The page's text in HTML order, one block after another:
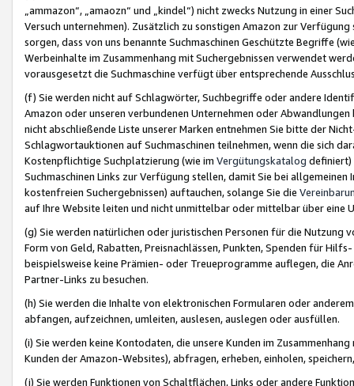
„ammazon“, „amaozn“ und „kindel“) nicht zwecks Nutzung in einer
Versuch unternehmen). Zusätzlich zu sonstigen Amazon zur
sorgen, dass von uns benannte Suchmaschinen Geschützte Begriffe
Werbeinhalte im Zusammenhang mit Suchergebnissen verwendet
vorausgesetzt die Suchmaschine verfügt über entsprechende
(f) Sie werden nicht auf Schlagwörter, Suchbegriffe oder andere
Amazon oder unseren verbundenen Unternehmen oder
nicht abschließende Liste unserer Marken entnehmen Sie bitte der
Schlagwortauktionen auf Suchmaschinen teilnehmen, wenn die sich
Kostenpflichtige Suchplatzierung (wie im Vergütungskatalog definiert)
Suchmaschinen Links zur Verfügung stellen, damit Sie bei
kostenfreien Suchergebnissen) auftauchen, solange Sie die
auf Ihre Website leiten und nicht unmittelbar oder mittelbar über eine
(g) Sie werden natürlichen oder juristischen Personen für die Nutzung
Form von Geld, Rabatten, Preisnachlässen, Punkten, Spenden für
beispielsweise keine Prämien- oder Treueprogramme auflegen, die
Partner-Links zu besuchen.
(h) Sie werden die Inhalte von elektronischen Formularen oder
abfangen, aufzeichnen, umleiten, auslesen, auslegen oder ausfüllen.
(i) Sie werden keine Kontodaten, die unsere Kunden im
Kunden der Amazon-Websites), abfragen, erheben, einholen,
(j) Sie werden Funktionen von Schaltflächen, Links oder andere